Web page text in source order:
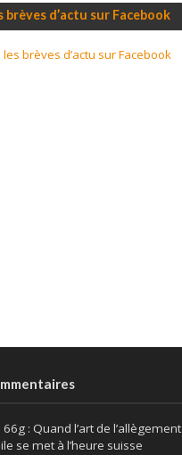
brèves d’actu sur Facebook
brèves d’actu sur Facebook
66g : Quand l’art de l’allègement
se met à l’heure suisse